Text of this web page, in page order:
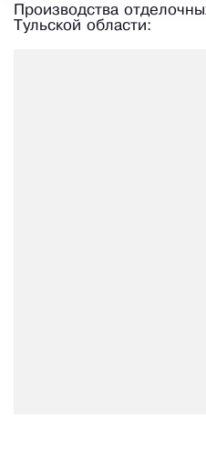
Производства
Тульской области: